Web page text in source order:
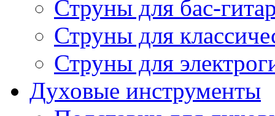
Струны для бас-
Струны для
Струны для
Духовые инструменты